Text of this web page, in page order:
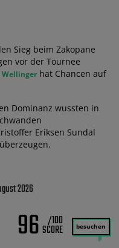
Sieg beim Zakopane
vor der Tournee
Wellinger hat Chancen auf
Dominanz wussten in
Eriksen Sundal
2026
96 /100 besuchen